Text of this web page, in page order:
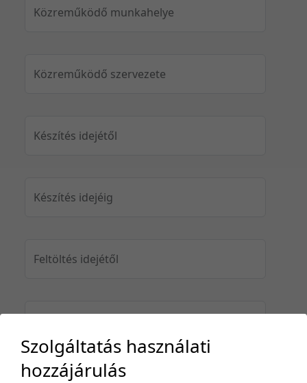
Közreműködő munkahelye
Közreműködő szervezete
Készítés idejétől
Készítés idejéig
Feltöltés idejétől
Szolgáltatás használati
hozzájárulás